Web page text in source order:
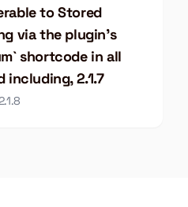
to Stored
via the plugin's
shortcode in all
including, 2.1.7